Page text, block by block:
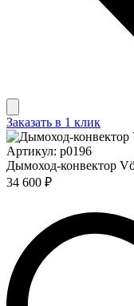
Заказать в 1 клик
Артикул: p0196
Дымоход-конвектор
34 600 ₽